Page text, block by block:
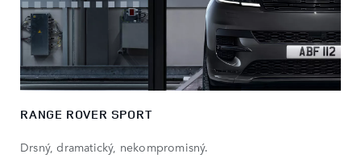
RANGE ROVER SPORT
Drsný, dramatický, nekompromisný.